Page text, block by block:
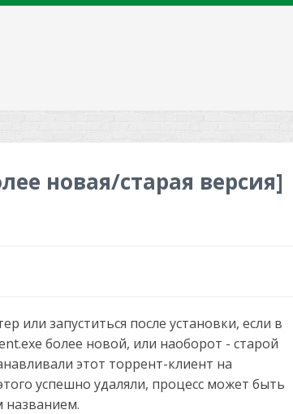
новая/старая версия]
или запуститься после установки, если в
более новой, или наоборот - старой
этот торрент-клиент на
успешно удаляли, процесс может быть
названием.